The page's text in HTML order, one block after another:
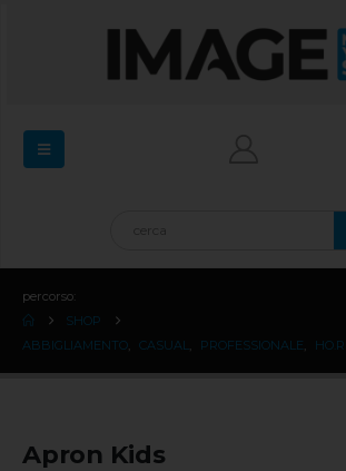
percorso:
SHOP
ABBIGLIAMENTO
CASUAL PROFESSIONALE
Apron Kids